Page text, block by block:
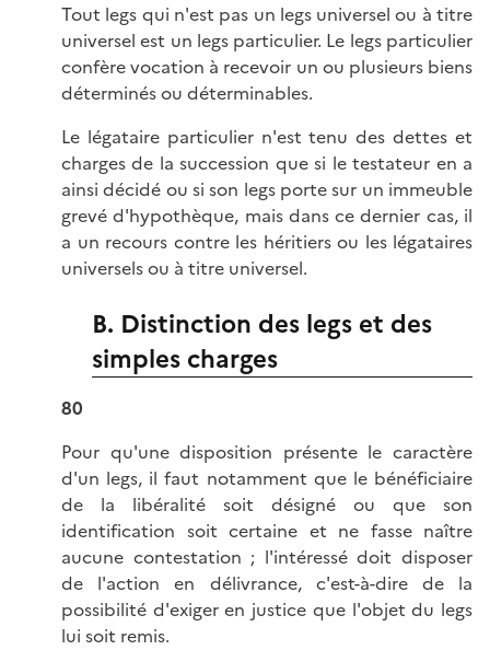
Tout legs qui n'est pas un legs universel ou à titre
universel est un legs particulier. Le legs particulier
confère vocation à recevoir un ou plusieurs biens
déterminés ou déterminables.
Le légataire particulier n'est tenu des dettes et
charges de la succession que si le testateur en a
ainsi décidé ou si son legs porte sur un immeuble
grevé d'hypothèque, mais dans ce dernier cas, il
a un recours contre les héritiers ou les légataires
universels ou à titre universel.
B. Distinction des legs et des
simples charges
80
Pour qu'une disposition présente le caractère
d'un legs, il faut notamment que le bénéficiaire
de la libéralité soit désigné ou que son
identification soit certaine et ne fasse naître
aucune contestation ; l'intéressé doit disposer
de l'action en délivrance, c'est-à-dire de la
possibilité d'exiger en justice que l'objet du legs
lui soit remis.